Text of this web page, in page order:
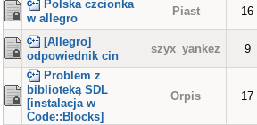
Polska czcionka
w allegro
Piast 16
[Allegro]
odpowiednik cin
szyx_yankez 9
Problem z
biblioteką SDL
[instalacja w
Code::Blocks]
Orpis 17